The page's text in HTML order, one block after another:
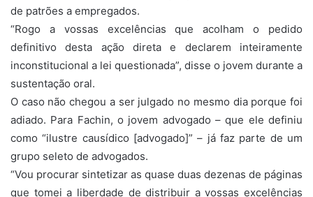
de patrões a empregados.
“Rogo a vossas excelências que acolham o pedido
definitivo desta ação direta e declarem inteiramente
inconstitucional a lei questionada”, disse o jovem durante a
sustentação oral.
O caso não chegou a ser julgado no mesmo dia porque foi
adiado. Para Fachin, o jovem advogado – que ele definiu
como “ilustre causídico [advogado]” – já faz parte de um
grupo seleto de advogados.
“Vou procurar sintetizar as quase duas dezenas de páginas
que tomei a liberdade de distribuir a vossas excelências